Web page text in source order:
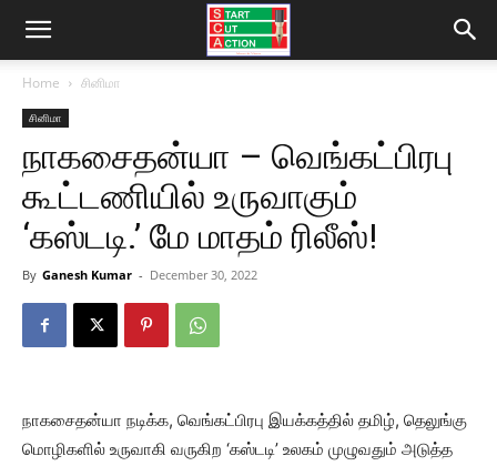
Home சினிமா
சினிமா
நாகசைதன்யா – வெங்கட்பிரபு
கூட்டணியில் உருவாகும்
‘கஸ்டடி.’ மே மாதம் ரிலீஸ்!
By Ganesh Kumar - December 30, 2022
நாகசைதன்யா நடிக்க, வெங்கட்பிரபு இயக்கத்தில் தமிழ், தெலுங்கு
மொழிகளில் உருவாகி வருகிற ‘கஸ்டடி’ உலகம் முழுவதும் அடுத்த